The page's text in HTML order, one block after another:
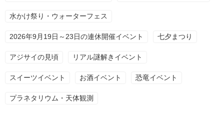
水かけ祭り・ウォーターフェス
2026年9月19日～23日の連休開催イベント 七夕まつり
アジサイの見頃 リアル謎解きイベント
スイーツイベント お酒イベント 恐竜イベント
プラネタリウム・天体観測